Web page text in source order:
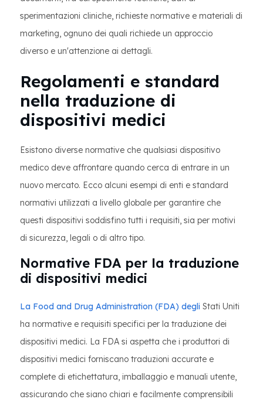
sperimentazioni cliniche, richieste normative e materiali di
marketing, ognuno dei quali richiede un approccio
diverso e un'attenzione ai dettagli.
Regolamenti e standard
nella traduzione di
dispositivi medici
Esistono diverse normative che qualsiasi dispositivo
medico deve affrontare quando cerca di entrare in un
nuovo mercato. Ecco alcuni esempi di enti e standard
normativi utilizzati a livello globale per garantire che
questi dispositivi soddisfino tutti i requisiti, sia per motivi
di sicurezza, legali o di altro tipo.
Normative FDA per la traduzione
di dispositivi medici
La Food and Drug Administration (FDA) degli Stati Uniti
ha normative e requisiti specifici per la traduzione dei
dispositivi medici. La FDA si aspetta che i produttori di
dispositivi medici forniscano traduzioni accurate e
complete di etichettatura, imballaggio e manuali utente,
assicurando che siano chiari e facilmente comprensibili